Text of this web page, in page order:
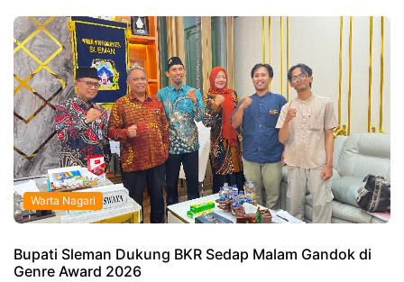
Warta Nagari
Bupati Sleman Dukung BKR Sedap Malam Gandok di
Genre Award 2026